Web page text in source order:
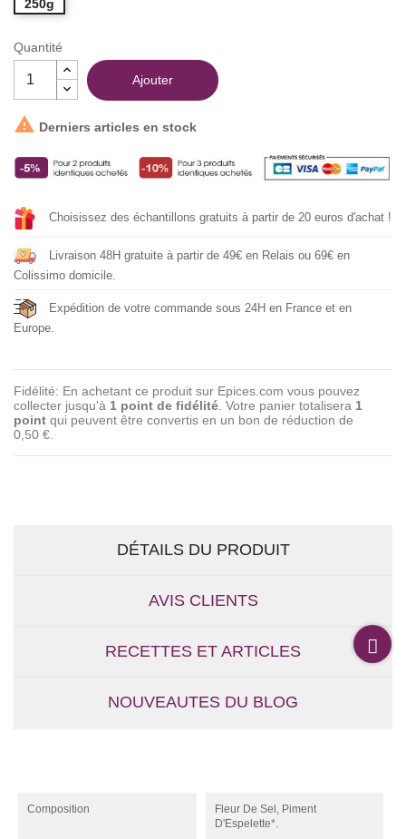
250g
Quantité
Ajouter
 Derniers articles en stock
Choisissez des échantillons gratuits à partir de 20 euros d'achat !
Livraison 48H gratuite à partir de 49€ en Relais ou 69€ en
Colissimo domicile.
Expédition de votre commande sous 24H en France et en
Europe.
Fidélité: En achetant ce produit sur Epices.com vous pouvez
collecter jusqu'à 1 point de fidélité . Votre panier totalisera 1
point qui peuvent être convertis en un bon de réduction de
0,50 €
DÉTAILS DU PRODUIT
AVIS CLIENTS
RECETTES ET ARTICLES
NOUVEAUTES DU BLOG
Composition
Fleur De Sel, Piment
D'Espelette*.